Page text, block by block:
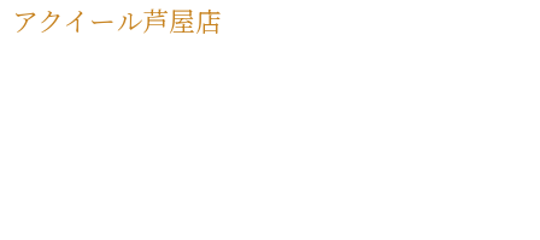
アクイール芦屋店